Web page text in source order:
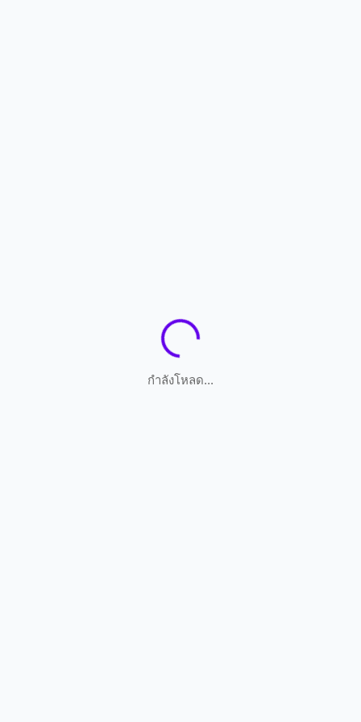
กำลังโหลด...